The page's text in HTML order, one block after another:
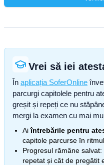
Vrei să iei
În aplicația SoferOnline
parcurgi capitolele pentru
greșit și repeți ce nu
mergi la examen cu mai
Aiîntrebările pentru
capitole parcurse în ritmul
Progresul rămâne
repetat și cât de pregătit